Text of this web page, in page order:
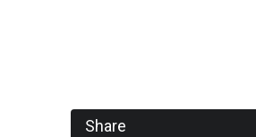
Share